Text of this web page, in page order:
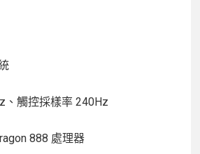
、觸控採樣率 240Hz
888 處理器